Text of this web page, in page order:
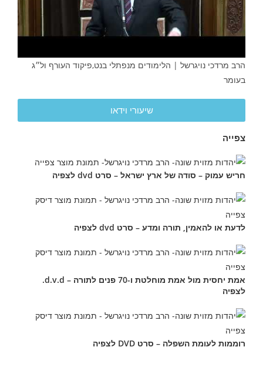
הרב מרדכי נויגרשל | הלימודים מנפתלי בנט,פיקוד העורף ול״ג
בעומר
שיעורי וידאו
צפייה
חריש עמוק – סודה של ארץ ישראל – סרט dvd לצפיה
לדעת או להאמין, תורה ומדע – סרט dvd לצפיה
אמת יחסית מול אמת מוחלטת ו-70 פנים לתורה – d.v.d.
לצפיה
רוממות לעומת השפלה – סרט DVD לצפיה